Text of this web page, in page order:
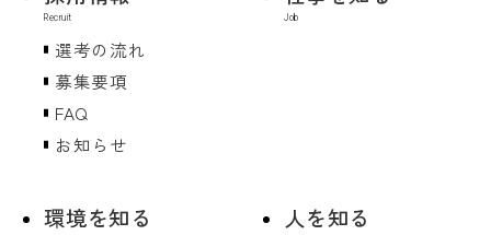
選考の流れ
募集要項
FAQ
お知らせ
環境を知る 人を知る